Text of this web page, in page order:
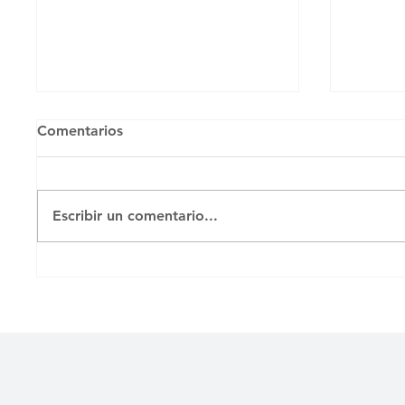
Comentarios
Escribir un comentario...